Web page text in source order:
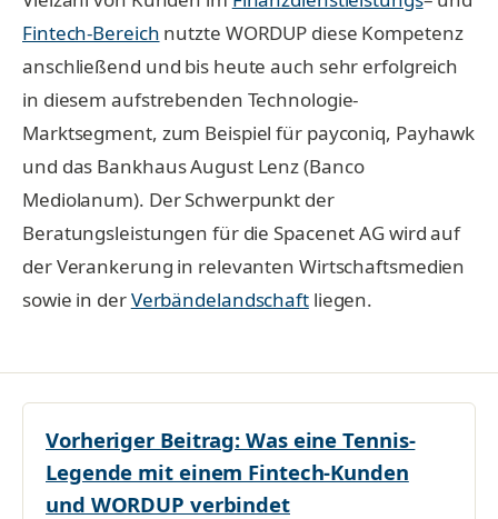
Fintech-Bereich nutzte WORDUP diese Kompetenz
anschließend und bis heute auch sehr erfolgreich
in diesem aufstrebenden Technologie-
Marktsegment, zum Beispiel für payconiq, Payhawk
und das Bankhaus August Lenz (Banco
Mediolanum). Der Schwerpunkt der
Beratungsleistungen für die Spacenet AG wird auf
der Verankerung in relevanten Wirtschaftsmedien
sowie in derVerbändelandschaftliegen.
Vorheriger Beitrag: Was eine Tennis-
Legende mit einem Fintech-Kunden
und WORDUP verbindet